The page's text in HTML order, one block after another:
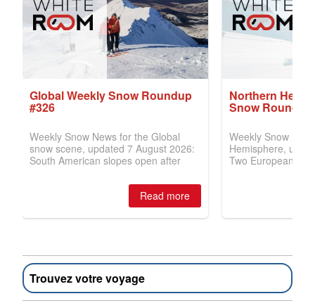
Trouvez votre voyage